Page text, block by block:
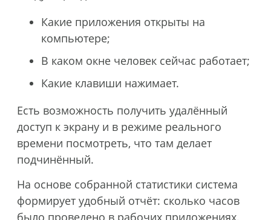
Какие приложения открыты на
компьютере;
В каком окне человек сейчас работает;
Какие клавиши нажимает.
Есть возможность получить удалённый
доступ к экрану и в режиме реального
времени посмотреть, что там делает
подчинённый.
На основе собранной статистики система
формирует удобный отчёт: сколько часов
было проведено в рабочих приложениях,